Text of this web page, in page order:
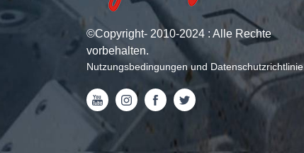
©Copyright- 2010-2024 : Alle Rechte
vorbehalten.
Nutzungsbedingungen und Datenschutzrichtlinie